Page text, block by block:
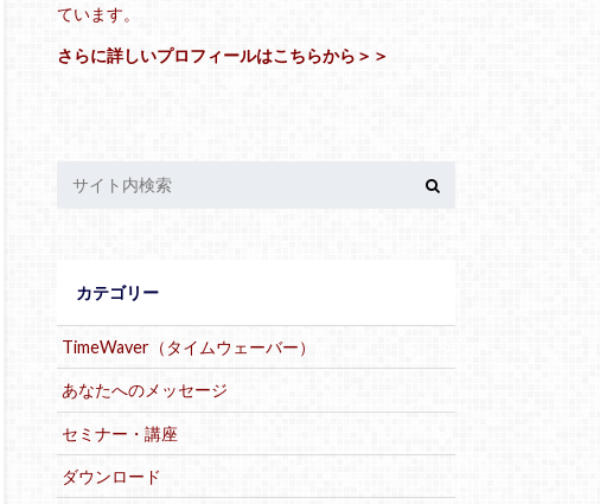
ています。
さらに詳しいプロフィールはこちらから＞＞
カテゴリー
TimeWaver（タイムウェーバー）
あなたへのメッセージ
セミナー・講座
ダウンロード